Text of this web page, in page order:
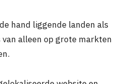
hand liggende landen als
alleen op grote markten